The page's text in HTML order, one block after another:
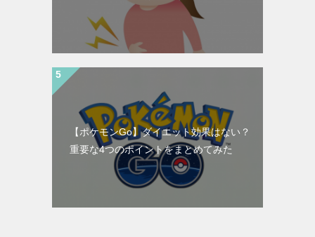
【ポケモンGo】ダイエット効果はない？
重要な4つのポイントをまとめてみた